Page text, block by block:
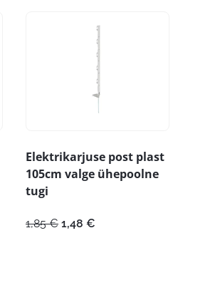
Elektrikarjuse post plast
105cm valge ühepoolne
tugi
1,85€ Algne
1,48 €